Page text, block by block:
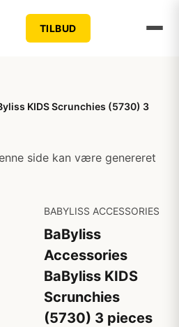
TILBUD
KIDS Scrunchies (5730) 3
side kan være genereret
BABYLISS ACCESSORIES
BaByliss
Accessories
BaByliss KIDS
Scrunchies
(5730) 3 pieces